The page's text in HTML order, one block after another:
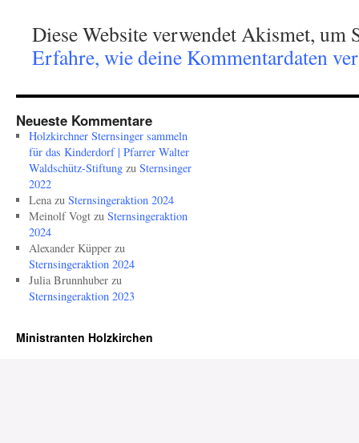
Diese Website verwendet Akismet, um
Erfahre, wie deine Kommentardaten
Neueste Kommentare
Holzkirchner Sternsinger sammeln
für das Kinderdorf | Pfarrer Walter
Waldschütz-Stiftungzu Sternsinger
2022
Lenazu Sternsingeraktion 2024
Meinolf Vogtzu Sternsingeraktion
2024
Alexander Küpperzu
Sternsingeraktion 2024
Julia Brunnhuberzu
Sternsingeraktion 2023
Ministranten Holzkirchen